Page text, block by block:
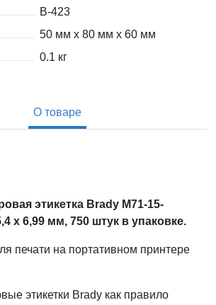
B-423
50 мм x 80 мм x 60 мм
0.1 кг
О товаре
этикетка Brady M71-15-
х 6,99 мм, 750 штук в упаковке.
печати на портативном принтере
этикетки Brady как правило